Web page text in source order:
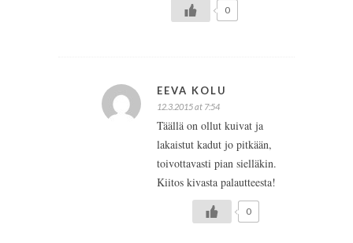
0
EEVA KOLU
12.3.2015 at 7:54
Täällä on ollut kuivat ja
lakaistut kadut jo pitkään,
toivottavasti pian sielläkin.
Kiitos kivasta palautteesta!
0